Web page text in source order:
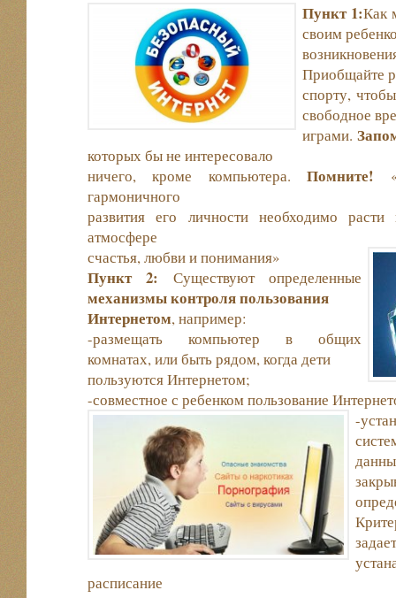
Пункт 1:Как
своим
Приобщайте
спорту,
свободное
играми.
которых бы не интересовало
ничего, кроме компьютера.Помните!
гармоничного
развития его личности необходимо
атмосфере
счастья, любви и понимания»
Пункт 2: Существуют определенные
механизмы контроля пользования
Интернетом, например:
-размещать компьютер в общих
комнатах, или быть рядом, когда дети
пользуются Интернетом;
-совместное с ребенком пользование
-
расписание